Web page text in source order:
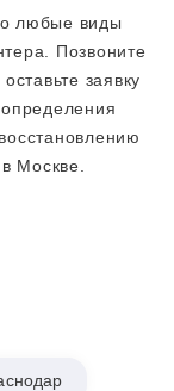
любые виды
Позвоните
заявку
Москве.